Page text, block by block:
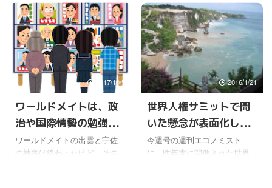
ね。平和の精神を守りたいと
思うからね。 しかしこの数年
で、世界の情勢、日本を ...
言われているけど。 震源地の
すぐそばで、地震と津波の直
撃を受けたとみられるカムチ
ャツ ...
裏側になるリオテジャネイロ
ではオリンピックの開会式が
行われていた。 偶然とはいえ
不思議な巡り合わせだなと思
っていたら、リオの開会式で
その時間帯に、日系移民をテ
ーマにしたパフォーマンス
が、日本人サンバダンサーに
よって行われた。 演出した監
督が、「世界中に戦争と平和
について考える時間にした
い」と、メッセージを発した
り、挑発行為をやめない場
合、「米国は大いなる強さと
忍耐力があるが、米国と同盟
国を守らなければならない
時、北朝鮮を完全に破壊する
ほか選択肢はない」と強い調
子で述べていた。 金正恩も負
けてないから、「史上最高の
超強硬対応措置を断行するこ
とについて慎重に考慮する」
と警告する異例の声明を発表
し、互いに相手を威嚇しこき
2017/10/5
ワールドメイトは、政
治や国際情勢の勉強に
もなる
ワールドメイトの出雲と宇佐
の神事は終わったけど、その
2016/1/21
世界人権サミットで聞
いた懸念が表面化して
きた
今週号の週刊エコノミスト
に、昨年末に開催された世界